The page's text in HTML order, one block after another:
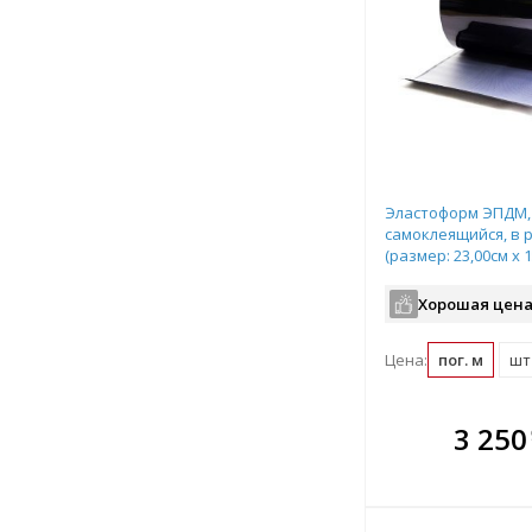
Эластоформ ЭПДМ,
самоклеящийся, в
(размер: 23,00см х
Хорошая
Цена: пог. м шт
3 250
В
всегда